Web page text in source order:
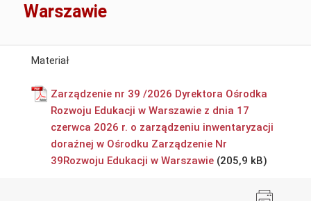
Warszawie
Materiał
Zarządzenie nr 39 /2026 Dyrektora Ośrodka
Rozwoju Edukacji w Warszawie z dnia 17
czerwca 2026 r. o zarządzeniu inwentaryzacji
doraźnej w Ośrodku Zarządzenie Nr
39Rozwoju Edukacji w Warszawie